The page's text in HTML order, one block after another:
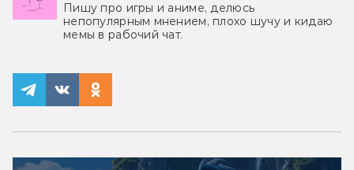
Пишу про игры и аниме, делюсь
непопулярным мнением, плохо шучу и кидаю
мемы в рабочий чат.